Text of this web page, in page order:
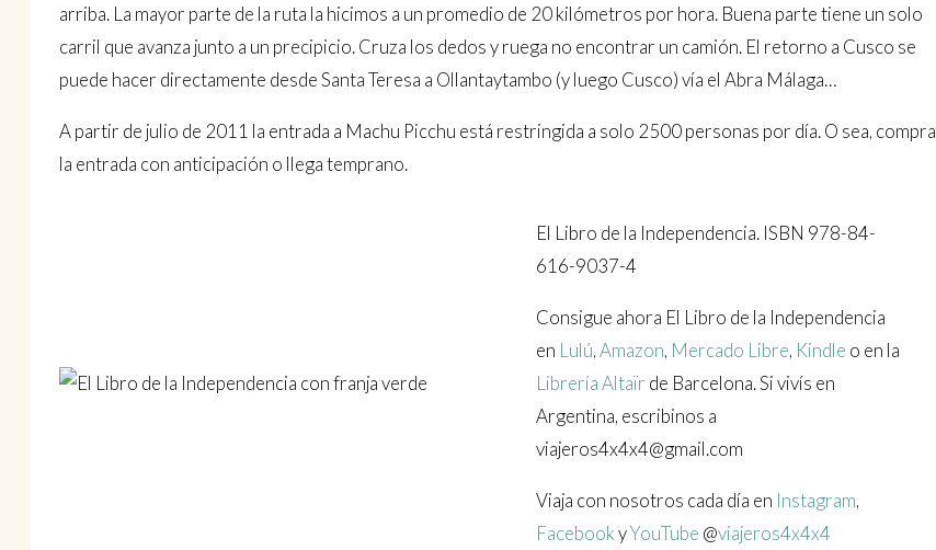
arriba. La mayor parte de la ruta la hicimos a un promedio de 20 kilómetros por hora. Buena parte tiene un solo
carril que avanza junto a un precipicio. Cruza los dedos y ruega no encontrar un camión. El retorno a Cusco se
puede hacer directamente desde Santa Teresa a Ollantaytambo (y luego Cusco) vía el Abra Málaga…
A partir de julio de 2011 la entrada a Machu Picchu está restringida a solo 2500 personas por día. O sea, compra
la entrada con anticipación o llega temprano.
El Libro de la Independencia. ISBN 978-84-
616-9037-4
Consigue ahora El Libro de la Independencia
en Lulú,Amazon, Mercado Libre, Kindle o en la
Librería Altaïr de Barcelona. Si vivís en
Argentina, escribinos a
viajeros4x4x4@gmail.com
Viaja con nosotros cada día en Instagram,
FacebookyYouTube @viajeros4x4x4